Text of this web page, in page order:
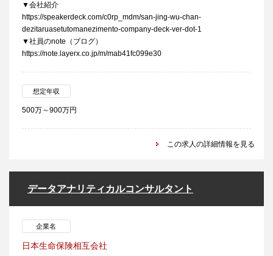
▼会社紹介
https://speakerdeck.com/c0rp_mdm/san-jing-wu-chan-
dezitaruasetutomanezimento-company-deck-ver-dot-1
▼社員のnote（ブログ）
https://note.layerx.co.jp/m/mab41fc099e30
想定年収
500万～900万円
この求人の詳細情報を見る
データアナリティカルコンサルタント
企業名
日本生命保険相互会社